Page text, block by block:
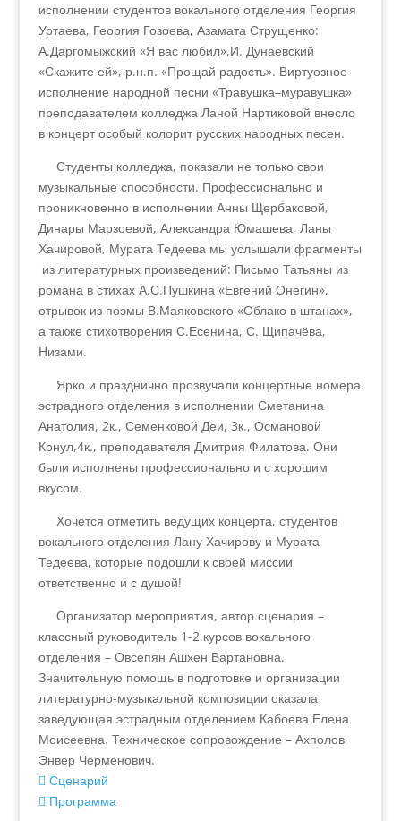
исполнении студентов вокального отделения Георгия
Уртаева, Георгия Гозоева, Азамата Струщенко:
А.Даргомыжский «Я вас любил»,И. Дунаевский
«Скажите ей», р.н.п. «Прощай радость». Виртуозное
исполнение народной песни «Травушка–муравушка»
преподавателем колледжа Ланой Нартиковой внесло
в концерт особый колорит русских народных песен.
Студенты колледжа, показали не только свои
музыкальные способности. Профессионально и
проникновенно в исполнении Анны Щербаковой,
Динары Марзоевой, Александра Юмашева, Ланы
Хачировой, Мурата Тедеева мы услышали фрагменты
из литературных произведений: Письмо Татьяны из
романа в стихах А.С.Пушкина «Евгений Онегин»,
отрывок из поэмы В.Маяковского «Облако в штанах»,
а также стихотворения С.Есенина, С. Щипачёва,
Низами.
Ярко и празднично прозвучали концертные номера
эстрадного отделения в исполнении Сметанина
Анатолия, 2к., Семенковой Деи, 3к., Османовой
Конул,4к., преподавателя Дмитрия Филатова. Они
были исполнены профессионально и с хорошим
вкусом.
Хочется отметить ведущих концерта, студентов
вокального отделения Лану Хачирову и Мурата
Тедеева, которые подошли к своей миссии
ответственно и с душой!
Организатор мероприятия, автор сценария –
классный руководитель 1-2 курсов вокального
отделения – Овсепян Ашхен Вартановна.
Значительную помощь в подготовке и организации
литературно-музыкальной композиции оказала
заведующая эстрадным отделением Кабоева Елена
Моисеевна. Техническое сопровождение – Ахполов
Энвер Черменович.
Сценарий
Программа